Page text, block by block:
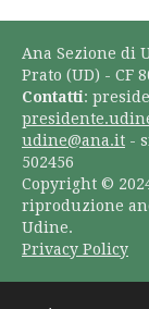
Ana Sezione di
Prato (UD) - CF
Contatti:
udine@ana.it -
502456
Copyright ©
riproduzione
Udine.
Privacy Policy